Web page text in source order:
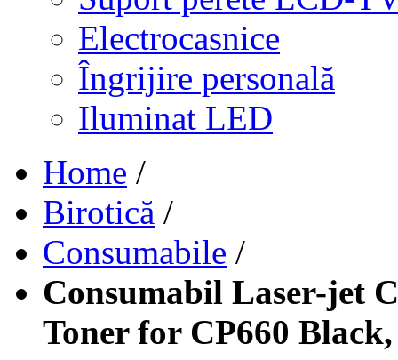
Electrocasnice
Îngrijire personală
Iluminat LED
Home /
Birotică /
Consumabile /
Consumabil Laser-jet
Toner for CP660